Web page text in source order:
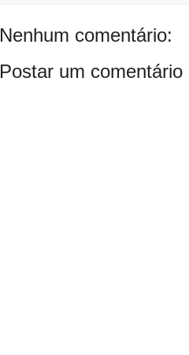
Nenhum comentário:
Postar um comentário